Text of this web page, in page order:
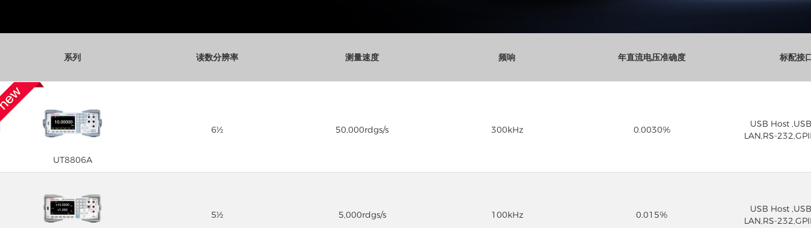
系列 读数分辨率 测量速度 频响 年直流电压准确度 标配接
UT8806A
6½ 50,000rdgs/s 300kHz 0.0030%
USB Host
LAN,RS-
5½ 5,000rdgs/s 100kHz 0.015%
USB Host
LAN,RS-